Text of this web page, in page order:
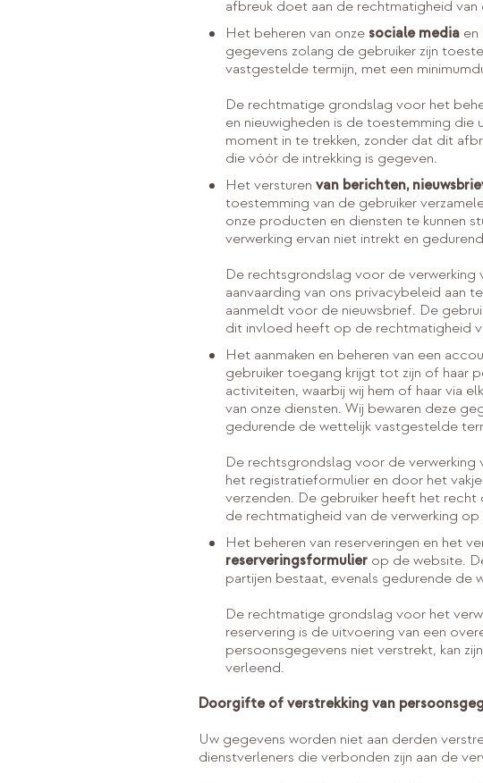
afbreuk doet aan de rechtmatigheid
Het beheren van onze sociale media
gegevens zolang de gebruiker zijn
vastgestelde termijn, met een
De rechtmatige grondslag voor het
en nieuwigheden is de toestemming
moment in te trekken, zonder dat dit
die vóór de intrekking is gegeven.
Het versturen van berichten,
toestemming van de gebruiker
onze producten en diensten te kunnen
verwerking ervan niet intrekt en
De rechtsgrondslag voor de
aanvaarding van ons privacybeleid aan
aanmeldt voor de nieuwsbrief. De
dit invloed heeft op de rechtmatigheid
Het aanmaken en beheren van een
gebruiker toegang krijgt tot zijn of haar
activiteiten, waarbij wij hem of haar via
van onze diensten. Wij bewaren deze
gedurende de wettelijk vastgestelde
De rechtsgrondslag voor de
het registratieformulier en door het
verzenden. De gebruiker heeft het
de rechtmatigheid van de verwerking
Het beheren van reserveringen en het
reserveringsformulier op de website.
partijen bestaat, evenals gedurende de
De rechtmatige grondslag voor het
reservering is de uitvoering van een
persoonsgegevens niet verstrekt, kan
verleend.
Doorgifte of verstrekking van
Uw gegevens worden niet aan derden
dienstverleners die verbonden zijn aan de